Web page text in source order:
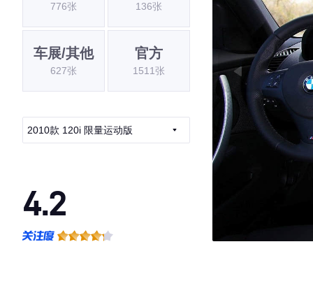
776张 136张
车展/其他
627张
官方
1511张
2010款 120i 限量运动版
4.2